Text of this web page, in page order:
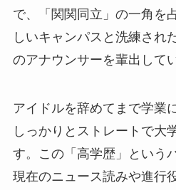
で、「関関同立」の一角を
しいキャンパスと洗練され
のアナウンサーを輩出して
アイドルを辞めてまで学業
しっかりとストレートで大
す。この「高学歴」という
現在のニュース読みや進行